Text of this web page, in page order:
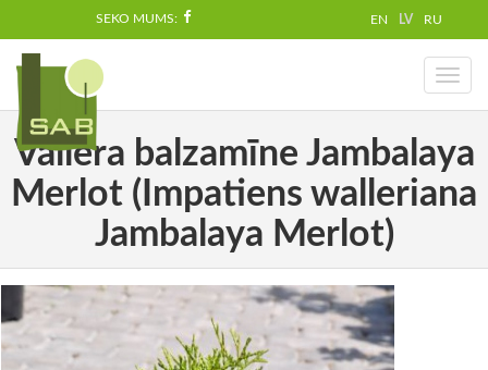
SEKO MUMS: EN LV RU
Toggle
Vallera balzamīne Jambalaya
Merlot (Impatiens walleriana
Jambalaya Merlot)